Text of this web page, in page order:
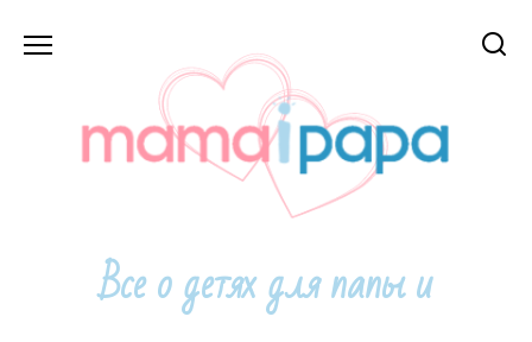
Все о детях для папы и